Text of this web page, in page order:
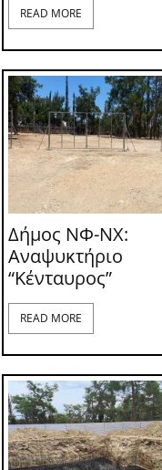
READ MORE
Δήμος ΝΦ-ΝΧ:
Αναψυκτήριο
“Κένταυρος”
READ MORE